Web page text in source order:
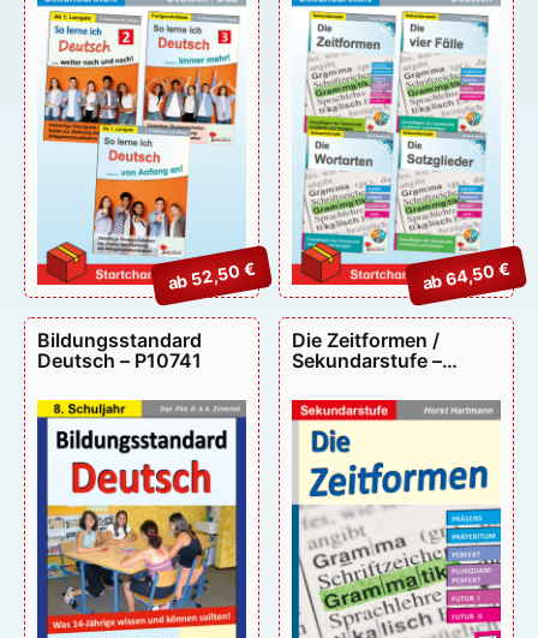
P95035
ab 52,50 € ab 64,50 €
Bildungsstandard
Deutsch – P10741
Die Zeitformen /
Sekundarstufe –